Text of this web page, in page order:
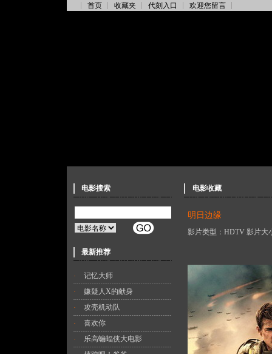
首页 收藏夹 代刻入口 欢迎您留言
电影搜索
最新推荐
·
记忆大师
·
嫌疑人X的献身
·
攻壳机动队
·
喜欢你
·
乐高蝙蝠侠大电影
电影收藏
明日边缘
影片类型：HDTV 影片大